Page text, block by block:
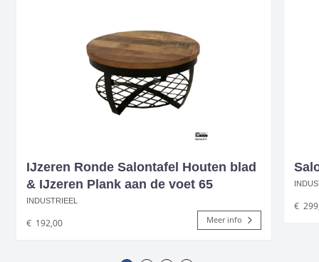
IJzeren Ronde Salontafel Houten blad
& IJzeren Plank aan de voet 65
INDUSTRIEEL
€ 192,00 Meer info
€